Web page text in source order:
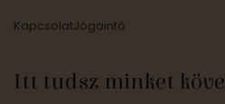
KapcsolatJógainfó
Itt tudsz minket